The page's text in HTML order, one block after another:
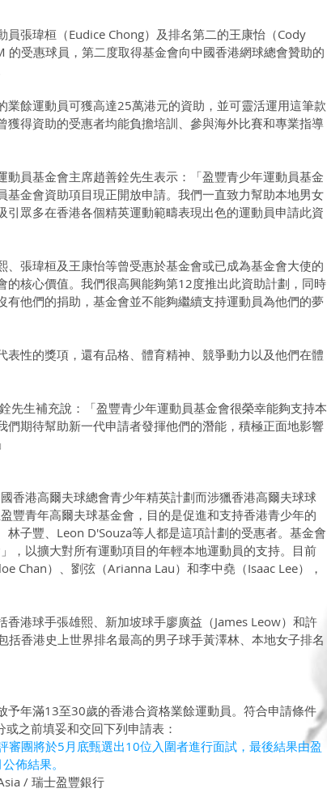
員張瑋桓（Eudice Chong）及排名第二的王康怡（Cody
的受惠球員，第二度取得基金會向中國香港網球總會贊助的
業餘運動員可獲高達25萬港元的資助，並可靈活運用這筆款
得資助的受惠者均能負擔培訓、參與海外比賽和專業指導
員基金會主席趙善銓先生表示：「盈豐青少年運動員基金
金會資助項目現正開放申請。我們一直致力幫助本地男女
眾多在香港各個精英運動範疇表現出色的運動員申請此資
張瑋桓及王康怡等曾受惠於基金會或已成為基金會大使的
的核心價值。我們很高興能夠第12度推出此資助計劃，同時
他們的捐助，基金會並不能夠繼續支持運動員為他們的夢
性的獎項，還有品格、體育精神、競爭動力以及他們在體
先生補充說：「盈豐青少年運動員基金會很榮幸能夠支持本
期待幫助新一代申請者發揮他們的潛能，積極正面地影響
香港高爾夫球總會青少年精英計劃而涉獵香港高爾夫球球
豐青年高爾夫球基金會，目的是促進和支持香港青少年的
子豐、Leon D'Souza等人都是這項計劃的受惠者。基金會
，以擴大對所有運動項目的年輕本地運動員的支持。目前
Chan）、劉弦（Arianna Lau）和李中堯（Isaac Lee），
港球手張雄熙、新加坡球手廖廣益（James Leow）和許
括香港史上世界排名最高的男子球手黃澤林、本地女子排名
予年滿13至30歲的香港合資格業餘運動員。符合申請條件
之前填妥和交回下列申請表：
審團將於5月底甄選出10位入圍者進行面試，最後結果由盈
佈結果。
/ 瑞士盈豐銀行